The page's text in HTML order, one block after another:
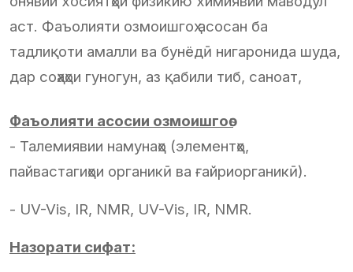
аст. Фаъолияти озмоишгоҳ асосан ба
тадлиқоти амалли ва бунёдӣ нигаронида шуда,
дар соҳаҳои гуногун, аз қабили тиб, саноат,
Фаъолияти асосии озмоишгоѳ:
- Талемиявии намунаҳо (элементҳо,
пайвастагиҳои органикӣ ва ғайриорганикӣ).
- UV-Vis, IR, NMR, UV-Vis, IR, NMR.
Назорати сифат: